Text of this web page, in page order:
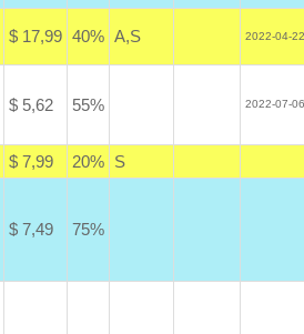
$ 17,99 40% A,S 2022-04-
$ 5,62 55% 2022-07-
$ 7,99 20%
S
$ 7,49 75%